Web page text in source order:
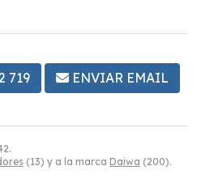
(13) y a la marca Daiwa (200).
719 ENVIAR EMAIL